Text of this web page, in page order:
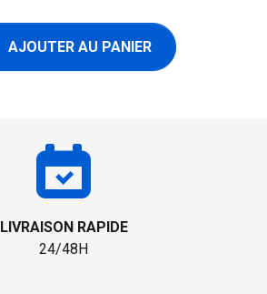
AJOUTER AU PANIER
LIVRAISON RAPIDE
24/48H